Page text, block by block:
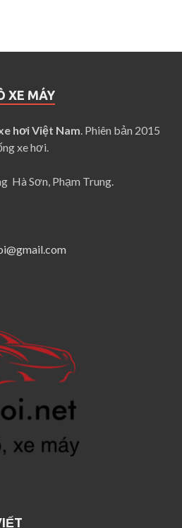
XE MÁY
hơi Việt Nam. Phiên bản 2015
xe hơi.
Hà Sơn, Phạm Trung.